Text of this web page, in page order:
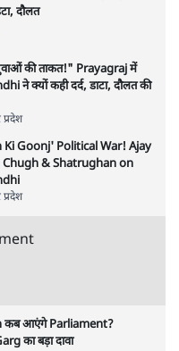
दौलत
की ताकत!" Prayagraj में
ने क्यों कही दर्द, डाटा, दौलत की
प्रदेश
Goonj' Political War! Ajay
Chugh & Shatrughan on
प्रदेश
कब आएंगे Parliament?
का बड़ा दावा